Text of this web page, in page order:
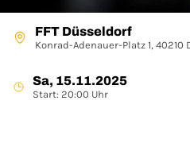
FFT Düsseldorf
Konrad-Adenauer-Platz 1, 40210
Sa, 15.11.2025
Start: 20:00 Uhr